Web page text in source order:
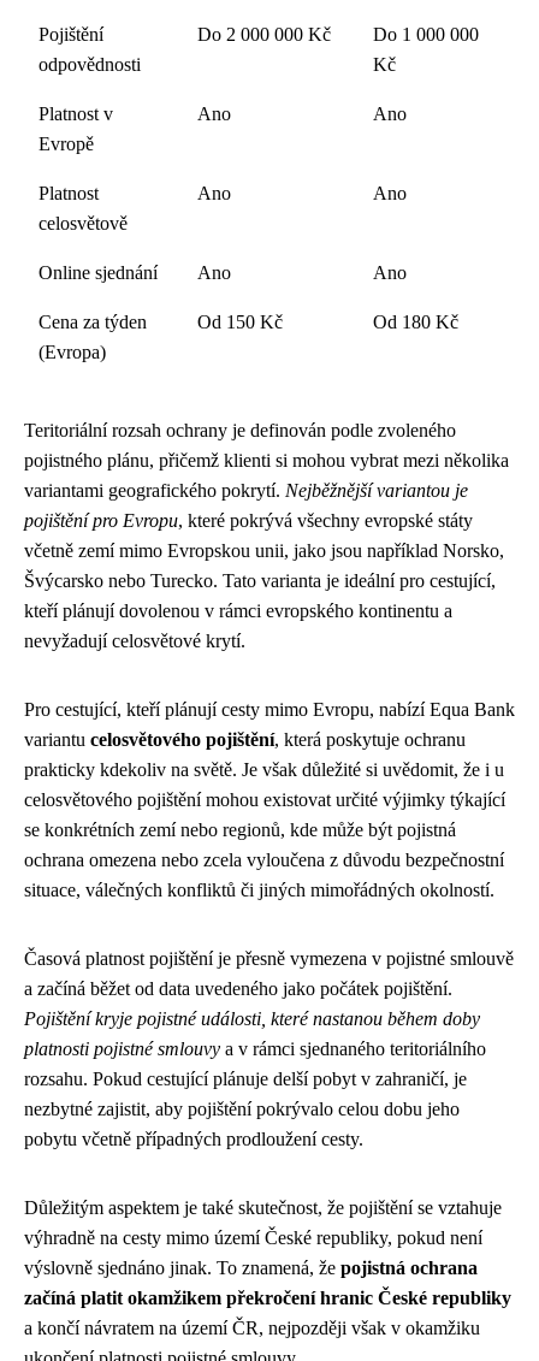
Pojištění
odpovědnosti
Do 2 000 000 Kč
Do 1 000 000
Kč
Platnost v
Evropě
Ano Ano
Platnost
celosvětově
Ano Ano
Online sjednání Ano Ano
Cena za týden
(Evropa)
Od 150 Kč Od 180 Kč
Teritoriální rozsah ochrany je definován podle zvoleného
pojistného plánu, přičemž klienti si mohou vybrat mezi několika
variantami geografického pokrytí. Nejběžnější variantou je
pojištění pro Evropu, které pokrývá všechny evropské státy
včetně zemí mimo Evropskou unii, jako jsou například Norsko,
Švýcarsko nebo Turecko. Tato varianta je ideální pro cestující,
kteří plánují dovolenou v rámci evropského kontinentu a
nevyžadují celosvětové krytí.
Pro cestující, kteří plánují cesty mimo Evropu, nabízí Equa Bank
variantu celosvětového pojištění, která poskytuje ochranu
prakticky kdekoliv na světě. Je však důležité si uvědomit, že i u
celosvětového pojištění mohou existovat určité výjimky týkající
se konkrétních zemí nebo regionů, kde může být pojistná
ochrana omezena nebo zcela vyloučena z důvodu bezpečnostní
situace, válečných konfliktů či jiných mimořádných okolností.
Časová platnost pojištění je přesně vymezena v pojistné smlouvě
a začíná běžet od data uvedeného jako počátek pojištění.
Pojištění kryje pojistné události, které nastanou během doby
platnosti pojistné smlouvy a v rámci sjednaného teritoriálního
rozsahu. Pokud cestující plánuje delší pobyt v zahraničí, je
nezbytné zajistit, aby pojištění pokrývalo celou dobu jeho
pobytu včetně případných prodloužení cesty.
Důležitým aspektem je také skutečnost, že pojištění se vztahuje
výhradně na cesty mimo území České republiky, pokud není
výslovně sjednáno jinak. To znamená, že pojistná ochrana
začíná platit okamžikem překročení hranic České republiky
a končí návratem na území ČR, nejpozději však v okamžiku